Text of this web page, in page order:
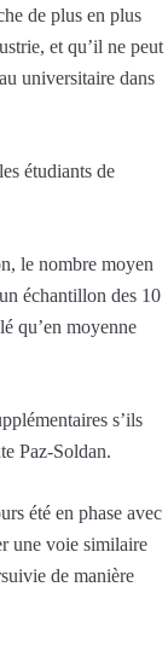
de plus en plus
et qu’il ne peut
universitaire dans
étudiants de
le nombre moyen
échantillon des 10
qu’en moyenne
s’ils
Paz-Soldan.
été en phase avec
une voie similaire
de manière